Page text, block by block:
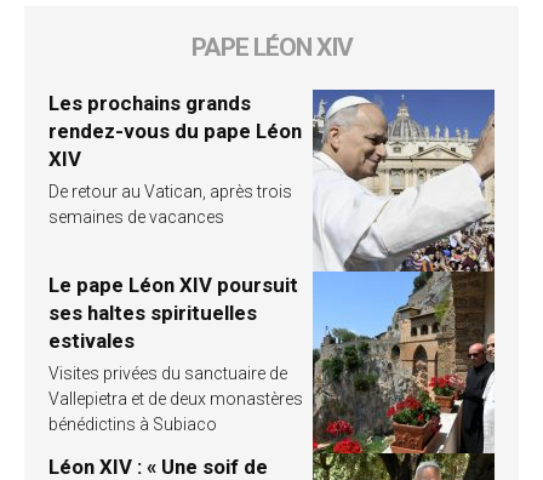
PAPE LÉON XIV
Les prochains grands
rendez-vous du pape Léon
XIV
De retour au Vatican, après trois
semaines de vacances
Le pape Léon XIV poursuit
ses haltes spirituelles
estivales
Visites privées du sanctuaire de
Vallepietra et de deux monastères
bénédictins à Subiaco
Léon XIV : « Une soif de